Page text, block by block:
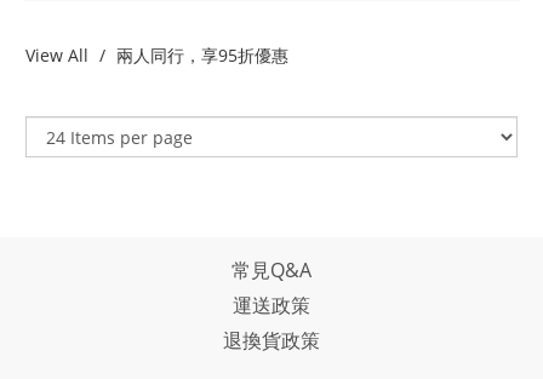
View All 兩人同行，享95折優惠
常見Q&A
運送政策
退換貨政策